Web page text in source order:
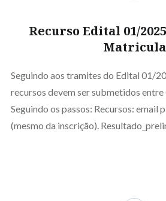
Recurso Edital 01/
Matricula
Seguindo aos tramites do Edital 01/
recursos devem ser submetidos
Seguindo os passos: Recursos: email
(mesmo da inscrição).